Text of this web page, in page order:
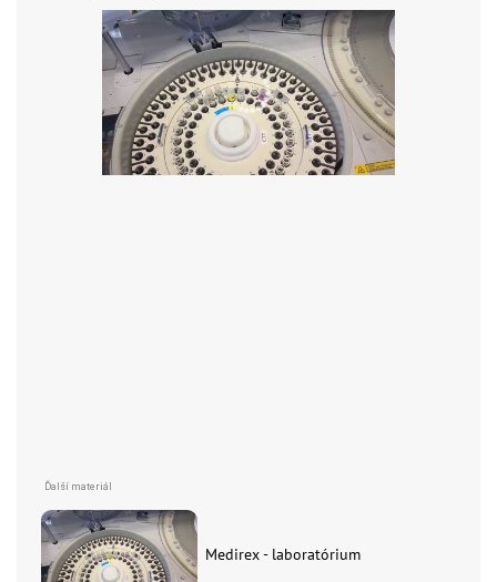
Medirex - laboratórium